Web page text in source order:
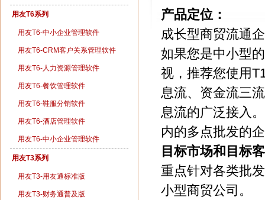
用友T6系列
用友T6-中小企业管理软件
用友T6-CRM客户关系管理软件
用友T6-人力资源管理软件
用友T6-餐饮管理软件
用友T6-鞋服分销软件
用友T6-酒店管理软件
用友T6-中小企业管理软件
用友T3系列
用友T3-用友通标准版
用友T3-财务通普及版
产品定位：
成长型商贸流通
如果您是中小型
视，推荐您使用
息流、资金流三
息流的广泛接入
内的多点批发的
目标市场和目标
重点针对各类批
小型商贸公司。